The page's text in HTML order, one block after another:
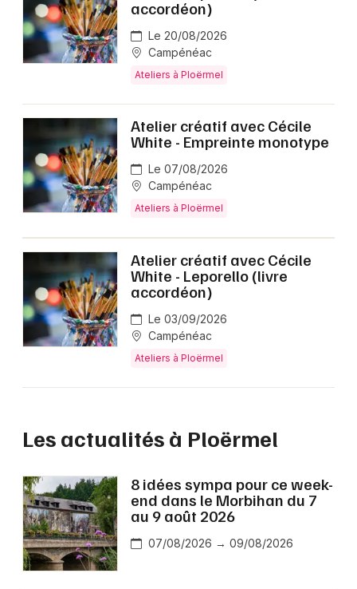
accordéon)
Le 20/08/2026
Campénéac
Ateliers à Ploërmel
Atelier créatif avec Cécile
White - Empreinte monotype
Le 07/08/2026
Campénéac
Ateliers à Ploërmel
Atelier créatif avec Cécile
White - Leporello (livre
accordéon)
Le 03/09/2026
Campénéac
Ateliers à Ploërmel
Les actualités à Ploërmel
8 idées sympa pour ce week-
end dans le Morbihan du 7
au 9 août 2026
07/08/2026 → 09/08/2026